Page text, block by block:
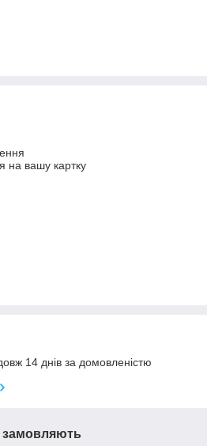
на вашу картку
14 днів за домовленістю
замовляють